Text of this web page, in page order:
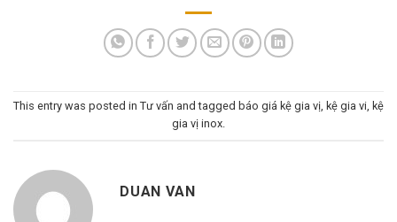
This entry was posted in Tư vấn and tagged báo giá kệ gia vị, kệ gia vi, kệ
gia vị inox.
DUAN VAN